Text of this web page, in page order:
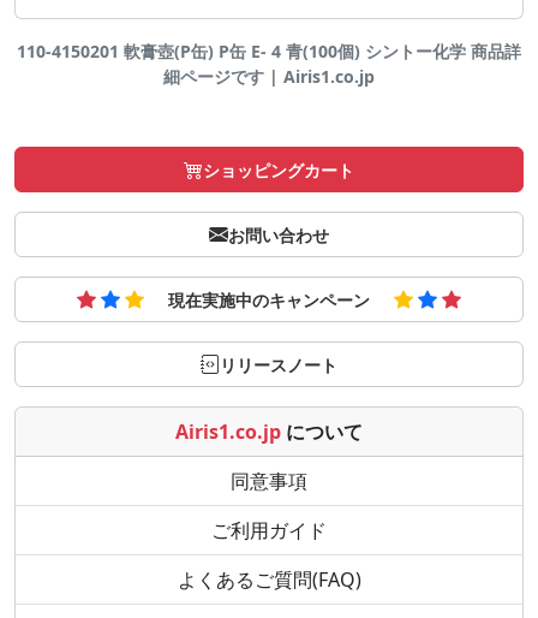
110-4150201 軟膏壺(P缶) P缶 E- 4 青(100個) シントー化学 商品詳
細ページです | Airis1.co.jp
ショッピングカート
お問い合わせ
現在実施中のキャンペーン
リリースノート
Airis1.co.jp について
同意事項
ご利用ガイド
よくあるご質問(FAQ)